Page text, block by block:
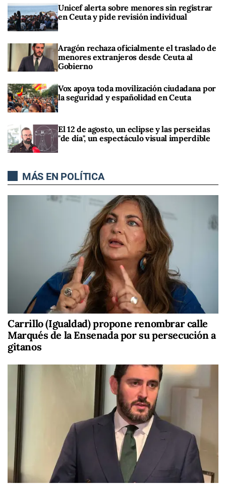
Unicef alerta sobre menores sin registrar
en Ceuta y pide revisión individual
Aragón rechaza oficialmente el traslado de
menores extranjeros desde Ceuta al
Gobierno
Vox apoya toda movilización ciudadana por
la seguridad y españolidad en Ceuta
El 12 de agosto, un eclipse y las perseidas
"de día", un espectáculo visual imperdible
MÁS EN POLÍTICA
Carrillo (Igualdad) propone renombrar calle
Marqués de la Ensenada por su persecución a
gitanos